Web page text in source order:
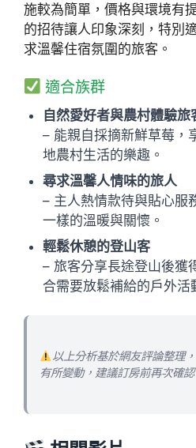
施較為簡單，價格與環境有
的招待讓人印象深刻，特別
求溫馨住宿氛圍的旅客。
適合族群
自然愛好者與農村體驗旅
– 能親自採摘新鮮草莓，
地農村生活的樂趣。
尋求溫馨人情味的旅人
– 主人熱情款待與貼心服
一樣的溫暖與關懷。
輕鬆休憩的登山客
– 旅客分享長途登山後獲
合需要放鬆補給的戶外活
以上分析基於網友評論整理
有所變動，建議訂房前再次確認